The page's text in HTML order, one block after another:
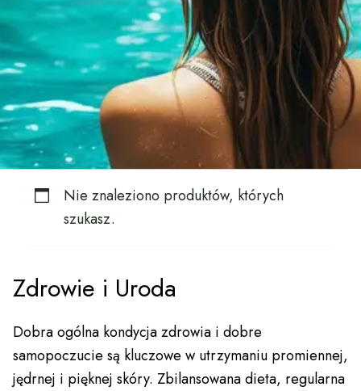
Nie znaleziono produktów, których
szukasz.
Zdrowie i Uroda
Dobra ogólna kondycja zdrowia i dobre
samopoczucie są kluczowe w utrzymaniu promiennej,
jędrnej i pięknej skóry. Zbilansowana dieta, regularna